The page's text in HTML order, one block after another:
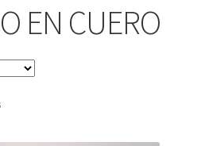
EN CUERO